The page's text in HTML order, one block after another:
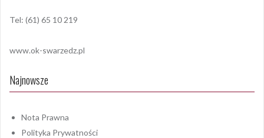
Tel: (61) 65 10 219
www.ok-swarzedz.pl
Najnowsze
Nota Prawna
Polityka Prywatności